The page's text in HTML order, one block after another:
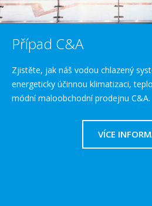
Případ C&A
Zjistěte, jak náš vodou chlazený
energeticky účinnou klimatizaci,
módní maloobchodní prodejnu C&A.
VÍCE